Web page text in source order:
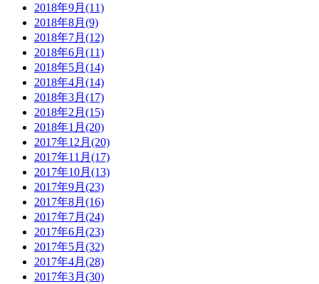
2018年9月(11)
2018年8月(9)
2018年7月(12)
2018年6月(11)
2018年5月(14)
2018年4月(14)
2018年3月(17)
2018年2月(15)
2018年1月(20)
2017年12月(20)
2017年11月(17)
2017年10月(13)
2017年9月(23)
2017年8月(16)
2017年7月(24)
2017年6月(23)
2017年5月(32)
2017年4月(28)
2017年3月(30)